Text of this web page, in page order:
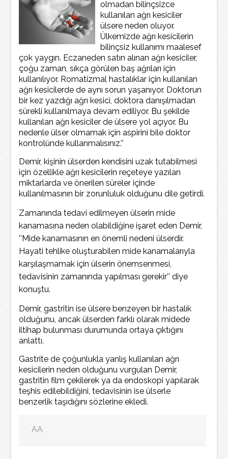
olmadan bilinçsizce
kullanılan ağrı kesiciler
ülsere neden oluyor.
Ülkemizde ağrı kesicilerin
bilinçsiz kullanımı maalesef
çok yaygın. Eczaneden satın alınan ağrı kesiciler,
çoğu zaman, sıkça görülen baş ağrıları için
kullanılıyor. Romatizmal hastalıklar için kullanılan
ağrı kesicilerde de aynı sorun yaşanıyor. Doktorun
bir kez yazdığı ağrı kesici, doktora danışılmadan
sürekli kullanılmaya devam ediliyor. Bu şekilde
kullanılan ağrı kesiciler de ülsere yol açıyor. Bu
nedenle ülser olmamak için aspirini bile doktor
kontrolünde kullanmalısınız.’’
Demir, kişinin ülserden kendisini uzak tutabilmesi
için özellikle ağrı kesicilerin reçeteye yazılan
miktarlarda ve önerilen süreler içinde
kullanılmasının bir zorunluluk olduğunu dile getirdi.
Zamanında tedavi edilmeyen ülserin mide
kanamasına neden olabildiğine işaret eden Demir,
’’Mide kanamasının en önemli nedeni ülserdir.
Hayati tehlike oluşturabilen mide kanamalarıyla
karşılaşmamak için ülserin önemsenmesi,
tedavisinin zamanında yapılması gerekir’’ diye
konuştu.
Demir, gastritin ise ülsere benzeyen bir hastalık
olduğunu, ancak ülserden farklı olarak midede
iltihap bulunması durumunda ortaya çıktığını
anlattı.
Gastrite de çoğunlukla yanlış kullanılan ağrı
kesicilerin neden olduğunu vurgulan Demir,
gastritin film çekilerek ya da endoskopi yapılarak
teşhis edilebildiğini, tedavisinin ise ülserle
benzerlik taşıdığını sözlerine ekledi.
AA